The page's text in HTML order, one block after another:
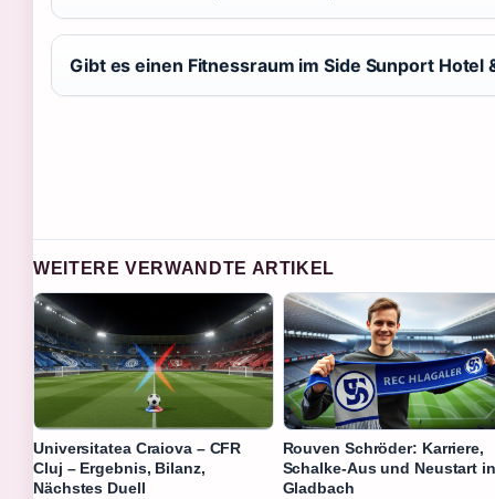
Gibt es einen Fitnessraum im Side Sunport Hotel
WEITERE VERWANDTE ARTIKEL
Universitatea Craiova – CFR
Cluj – Ergebnis, Bilanz,
Nächstes Duell
Rouven Schröder: Karriere,
Schalke-Aus und Neustart in
Gladbach